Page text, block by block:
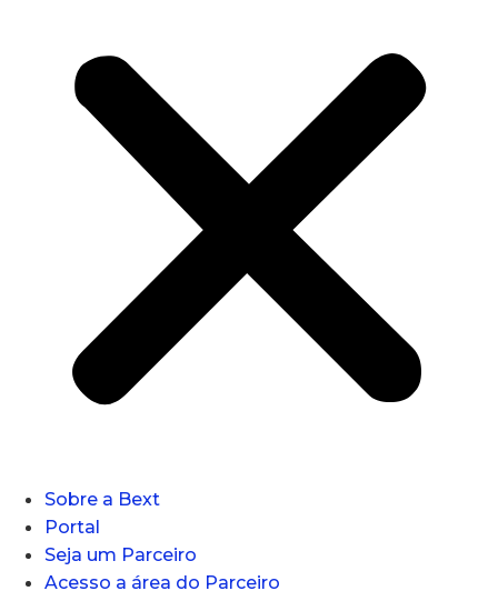
Sobre a Bext
Portal
Seja um Parceiro
Acesso a área do Parceiro